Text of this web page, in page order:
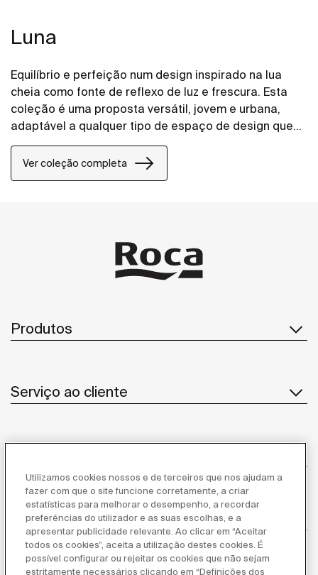
Luna
Equilíbrio e perfeição num design inspirado na lua
cheia como fonte de reflexo de luz e frescura. Esta
coleção é uma proposta versátil, jovem e urbana,
adaptável a qualquer tipo de espaço de design que
combina o prático, a elegância e o design.
Ver coleção completa
Produtos
Serviço ao cliente
Inspiração
Siga-nos
Utilizamos cookies nossos e de terceiros que nos ajudam a
fazer com que o site funcione corretamente, a criar
estatísticas para melhorar o desempenho, a recordar
preferências do utilizador e as suas escolhas, e a
apresentar publicidade relevante. Ao clicar em “Aceitar
todos os cookies”, aceita a utilização destes cookies. É
possível configurar ou rejeitar os cookies que não sejam
estritamente necessários clicando em “Definições dos